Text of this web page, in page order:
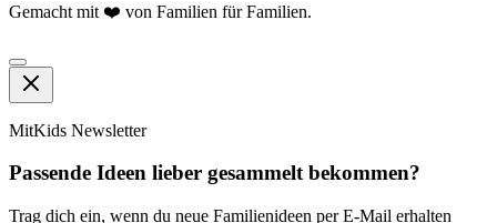
Gemacht mit ❤️ von Familien für Familien.
MitKids Newsletter
Passende Ideen lieber gesammelt bekommen?
Trag dich ein, wenn du neue Familienideen per E-Mail erhalten